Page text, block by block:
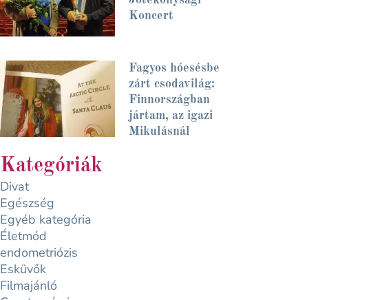
Koncert
Fagyos hóesésbe
zárt csodavilág:
Finnországban
jártam, az igazi
Mikulásnál
Kategóriák
Divat
Egészség
Egyéb kategória
Életmód
endometriózis
Esküvők
Filmajánló